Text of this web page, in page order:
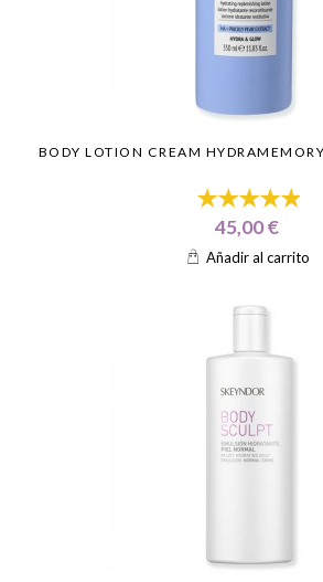
BODY LOTION CREAM
45,00 €
Añadir al carrito